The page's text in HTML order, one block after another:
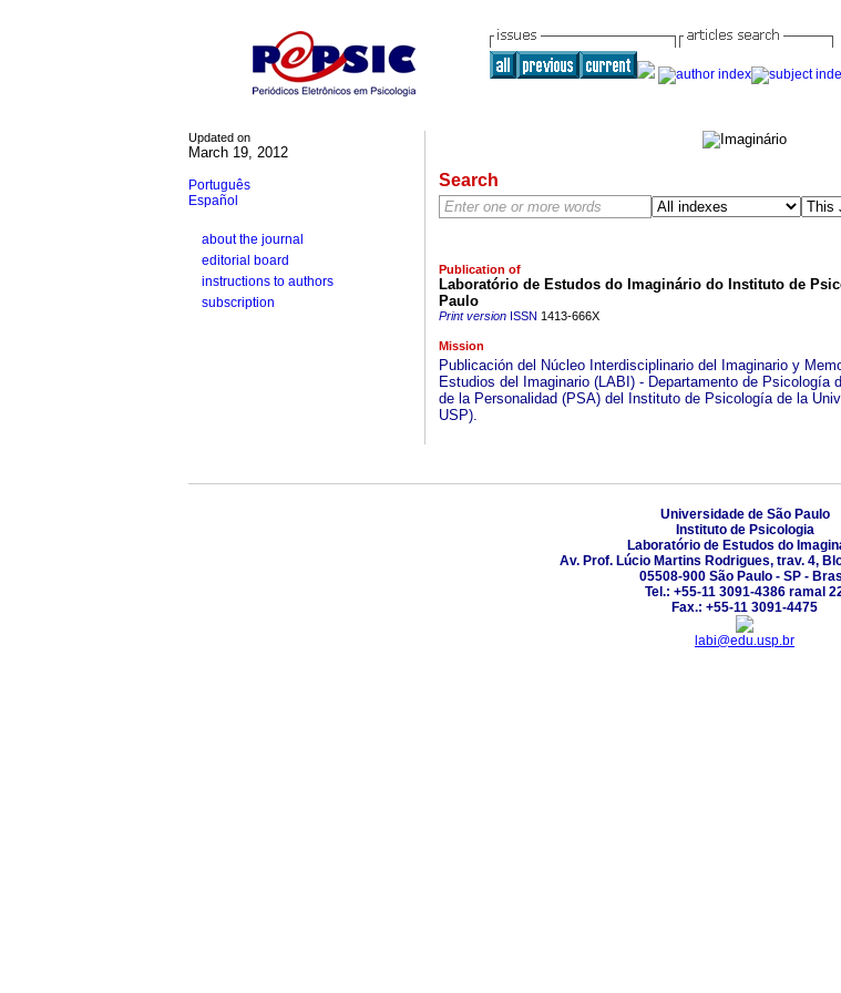
Updated on
March 19, 2012
Português
Español
about the journal
editorial board
instructions to authors
subscription
Search
Publication of
Laboratório de Estudos do Imaginário do Instituto de
Paulo
Print versionISSN 1413-666X
Mission
Publicación del Núcleo Interdisciplinario del Imaginario y
Estudios del Imaginario (LABI) - Departamento de Psicología
de la Personalidad (PSA) del Instituto de Psicología de la
USP).
Universidade de São Paulo
Instituto de Psicologia
Laboratório de Estudos do
Av. Prof. Lúcio Martins Rodrigues, trav. 4,
05508-900 São Paulo - SP -
Tel.: +55-11 3091-4386 ramal
Fax.: +55-11 3091-4475
labi@edu.usp.br